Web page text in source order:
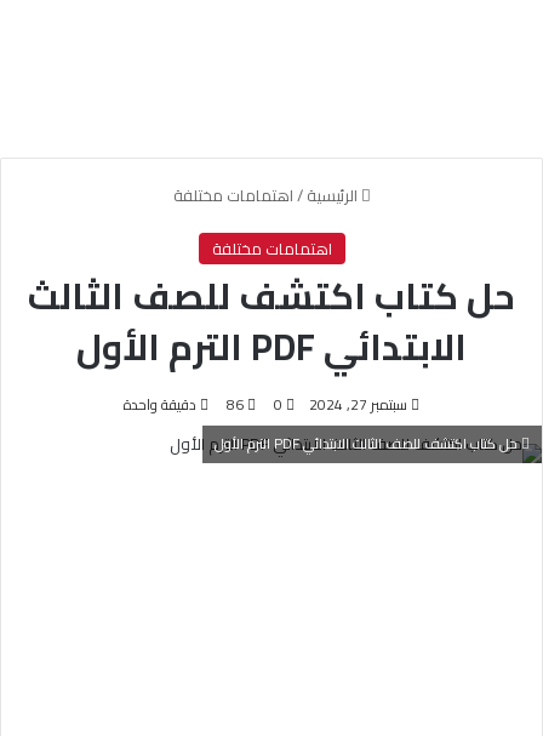
الرئيسية/اهتمامات مختلفة
اهتمامات مختلفة
حل كتاب اكتشف للصف الثالث
الابتدائي PDF الترم الأول
سبتمبر 27, 2024 0
86 دقيقة واحدة
حل كتاب اكتشف للصف الثالث الابتدائي PDF الترم الأول